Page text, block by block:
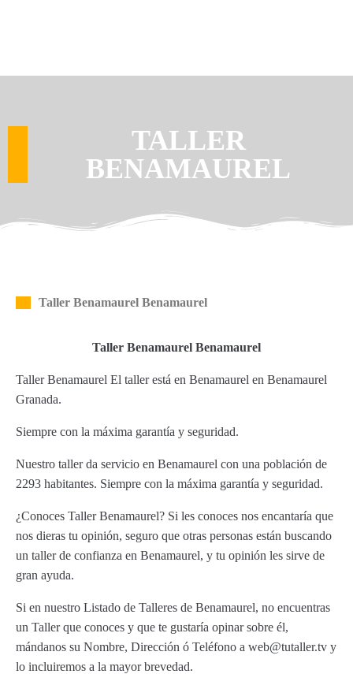
TALLER
BENAMAUREL
Taller Benamaurel Benamaurel
Taller Benamaurel Benamaurel
Taller Benamaurel El taller está en Benamaurel en Benamaurel
Granada.
Siempre con la máxima garantía y seguridad.
Nuestro taller da servicio en Benamaurel con una población de
2293 habitantes. Siempre con la máxima garantía y seguridad.
¿Conoces Taller Benamaurel? Si les conoces nos encantaría que
nos dieras tu opinión, seguro que otras personas están buscando
un taller de confianza en Benamaurel, y tu opinión les sirve de
gran ayuda.
Si en nuestro Listado de Talleres de Benamaurel, no encuentras
un Taller que conoces y que te gustaría opinar sobre él,
mándanos su Nombre, Dirección ó Teléfono a web@tutaller.tv y
lo incluiremos a la mayor brevedad.